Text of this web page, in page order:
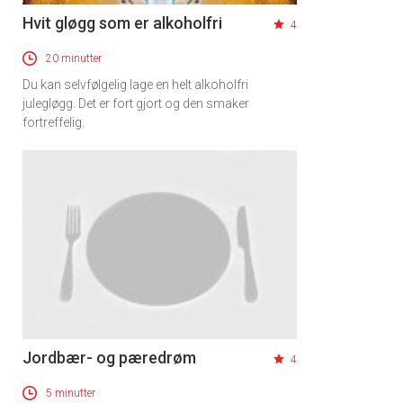
Hvit gløgg som er alkoholfri 4
20 minutter
Du kan selvfølgelig lage en helt alkoholfri
julegløgg. Det er fort gjort og den smaker
fortreffelig.
Jordbær- og pæredrøm 4
5 minutter